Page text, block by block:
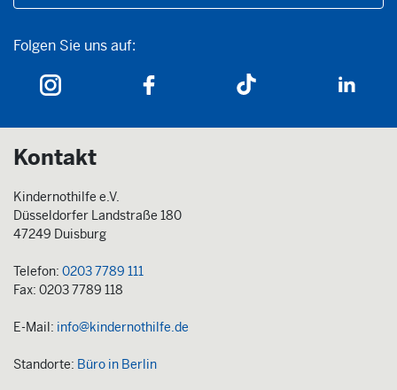
Folgen Sie uns auf:
Folgen Sie uns auf:
Kontakt
Kindernothilfe e.V.
Düsseldorfer Landstraße 180
47249 Duisburg
Telefon: 0203 7789 111
Fax: 0203 7789 118
E-Mail: info@kindernothilfe.de
Standorte: Büro in Berlin